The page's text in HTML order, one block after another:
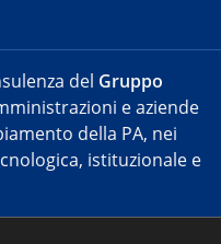
del Gruppo
e aziende
della PA, nei
istituzionale e